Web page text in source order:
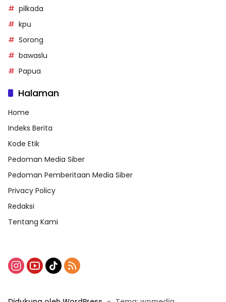
pilkada
kpu
Sorong
bawaslu
Papua
Halaman
Home
Indeks Berita
Kode Etik
Pedoman Media Siber
Pedoman Pemberitaan Media Siber
Privacy Policy
Redaksi
Tentang Kami